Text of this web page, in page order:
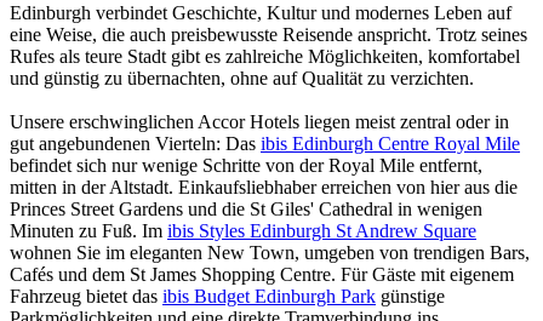
Edinburgh verbindet Geschichte, Kultur und modernes Leben auf
eine Weise, die auch preisbewusste Reisende anspricht. Trotz seines
Rufes als teure Stadt gibt es zahlreiche Möglichkeiten, komfortabel
und günstig zu übernachten, ohne auf Qualität zu verzichten.
Unsere erschwinglichen Accor Hotels liegen meist zentral oder in
gut angebundenen Vierteln: Das ibis Edinburgh Centre Royal Mile
befindet sich nur wenige Schritte von der Royal Mile entfernt,
mitten in der Altstadt. Einkaufsliebhaber erreichen von hier aus die
Princes Street Gardens und die St Giles' Cathedral in wenigen
Minuten zu Fuß. Im ibis Styles Edinburgh St Andrew Square
wohnen Sie im eleganten New Town, umgeben von trendigen Bars,
Cafés und dem St James Shopping Centre. Für Gäste mit eigenem
Fahrzeug bietet das ibis Budget Edinburgh Park günstige